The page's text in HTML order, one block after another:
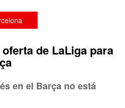
de LaLiga para
en el Barça no está